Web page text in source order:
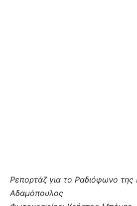
Ρεπορτάζ για το Ραδιόφωνο
Αδαμόπουλος